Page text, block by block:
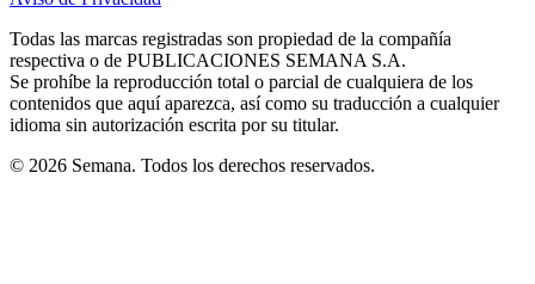
newnewnew
window
new
windowwindow
new
window
Todas las marcas registradas son propiedad de la compañía
respectiva o de PUBLICACIONES SEMANA S.A.
Se prohíbe la reproducción total o parcial de cualquiera de los
contenidos que aquí aparezca, así como su traducción a cualquier
idioma sin autorización escrita por su titular.
© 2026 Semana. Todos los derechos reservados.